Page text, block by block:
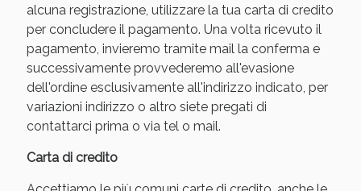
alcuna registrazione, utilizzare la tua carta di credito
per concludere il pagamento. Una volta ricevuto il
pagamento, invieremo tramite mail la conferma e
successivamente provvederemo all'evasione
dell'ordine esclusivamente all'indirizzo indicato, per
variazioni indirizzo o altro siete pregati di
contattarci prima o via tel o mail.
Carta di credito
Scopri le offerte di Oggi